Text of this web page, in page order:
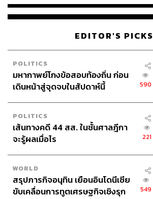
EDITOR'S PICKS
POLITICS
มหากาพย์โกงข้อสอบท้องถิ่น ก่อน
เดินหน้าสู่จุดจบในสัปดาห์นี้
590
POLITICS
เส้นทางคดี 44 สส. ในชั้นศาลฎีกา
จะรู้ผลเมื่อไร
221
WORLD
สรุปภารกิจอนุทิน เยือนอินโดนีเซีย
ขับเคลื่อนการทูตเศรษฐกิจเชิงรุก
549